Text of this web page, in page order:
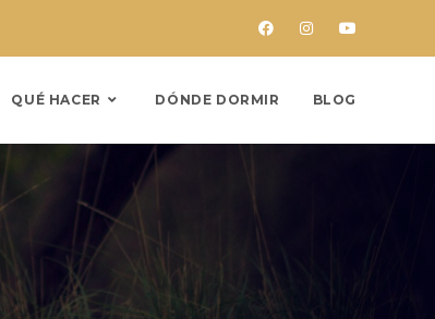
QUÉ HACER DÓNDE DORMIR BLOG